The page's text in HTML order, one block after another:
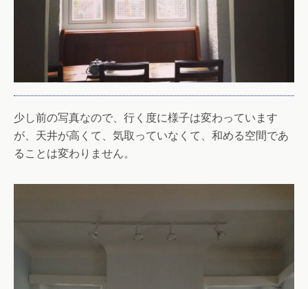
少し前の写真なので、行く度に様子は変わっています
が、天井が高くて、気取っていなくて、和める空間であ
ることは変わりません。